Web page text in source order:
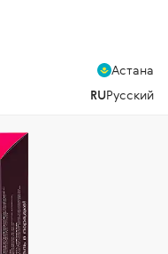
Астана
RUРусский